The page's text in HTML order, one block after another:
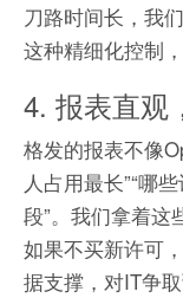
刀路时间长，我
这种精细化控制
4. 报表直观
格发的报表不像
人占用最长”“哪
段”。我们拿着这
如果不买新许可
据支撑，对IT争